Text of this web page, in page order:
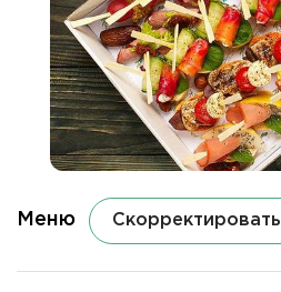
Меню Скорректировать